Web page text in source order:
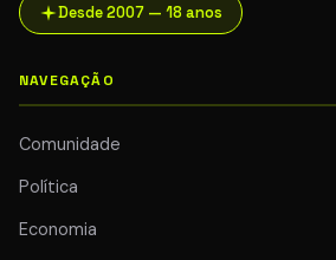
Desde 2007 — 18 anos
NAVEGAÇÃO
Comunidade
Política
Economia